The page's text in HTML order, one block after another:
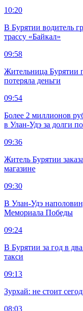
10:20
В Бурятии водитель
трассу «Байкал»
09:58
Жительница Бурятии
потеряла деньги
09:54
Более 2 миллионов
в Улан-Удэ за долги
09:36
Житель Бурятии
магазине
09:30
В Улан-Удэ
Мемориала Победы
09:24
В Бурятии за год в
такси
09:13
Зурхай: не стоит
08:03